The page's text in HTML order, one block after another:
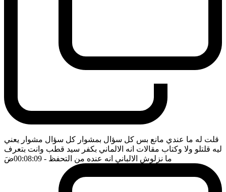
قلت له ما عندي مانع بس كل سؤال بمشوار كل سؤال مشوار يعني
ليه قلتلو ولا وكتاب مقالات انه الالماني بكفر سيد قطب وانت بتعرف
ما نزلوش الالباني انه عنده من التحفظ - 00:08:09 ضَ